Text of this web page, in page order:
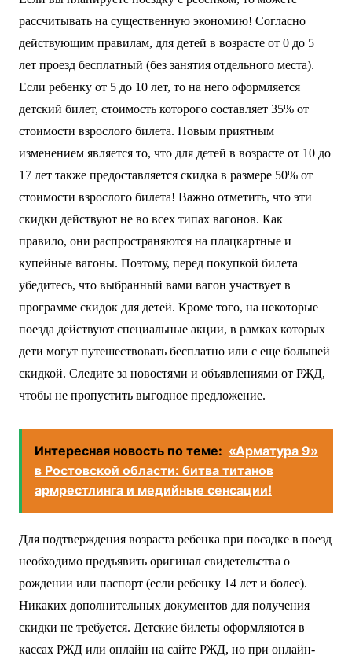
рассчитывать на существенную экономию! Согласно
действующим правилам, для детей в возрасте от 0 до 5
лет проезд бесплатный (без занятия отдельного места).
Если ребенку от 5 до 10 лет, то на него оформляется
детский билет, стоимость которого составляет 35% от
стоимости взрослого билета. Новым приятным
изменением является то, что для детей в возрасте от 10 до
17 лет также предоставляется скидка в размере 50% от
стоимости взрослого билета! Важно отметить, что эти
скидки действуют не во всех типах вагонов. Как
правило, они распространяются на плацкартные и
купейные вагоны. Поэтому, перед покупкой билета
убедитесь, что выбранный вами вагон участвует в
программе скидок для детей. Кроме того, на некоторые
поезда действуют специальные акции, в рамках которых
дети могут путешествовать бесплатно или с еще большей
скидкой. Следите за новостями и объявлениями от РЖД,
чтобы не пропустить выгодное предложение.
Интересная новость по теме: «Арматура 9»
в Ростовской области: битва титанов
армрестлинга и медийные сенсации!
Для подтверждения возраста ребенка при посадке в поезд
необходимо предъявить оригинал свидетельства о
рождении или паспорт (если ребенку 14 лет и более).
Никаких дополнительных документов для получения
скидки не требуется. Детские билеты оформляются в
кассах РЖД или онлайн на сайте РЖД, но при онлайн-